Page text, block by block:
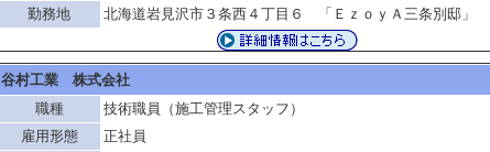
勤務地
北海道岩見沢市３条西４丁目６ 「ＥｚｏｙＡ三条別邸」
谷村工業 株式会社
職種
技術職員（施工管理スタッフ）
雇用形態
正社員